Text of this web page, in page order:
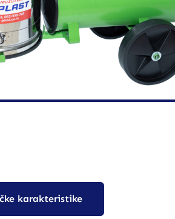
karakteristike